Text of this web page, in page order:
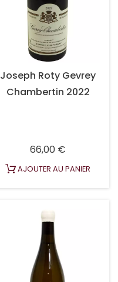
Joseph Roty Gevrey
Chambertin 2022
66,00 €
AJOUTER AU PANIER